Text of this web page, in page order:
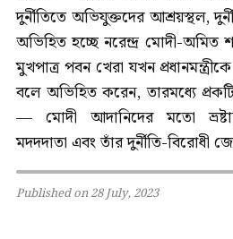
দুর্নীতিতে অভিযুক্তদের আশ্রয়স্থল,
অভিহিত হচ্ছে নরেন্দ্র মোদী-অমিত
মুখপাত্র পবন খেরা যখন
বলে অভিহিত করেন, তারমধ্যে
— মোদী আদানিদের মতো
মদদদাতা এবং তাঁর দুর্নীতি-
Published on 28 July, 2023